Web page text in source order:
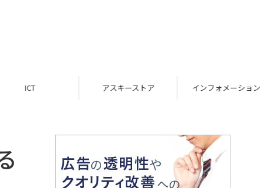
アスキーストア インフォメーション